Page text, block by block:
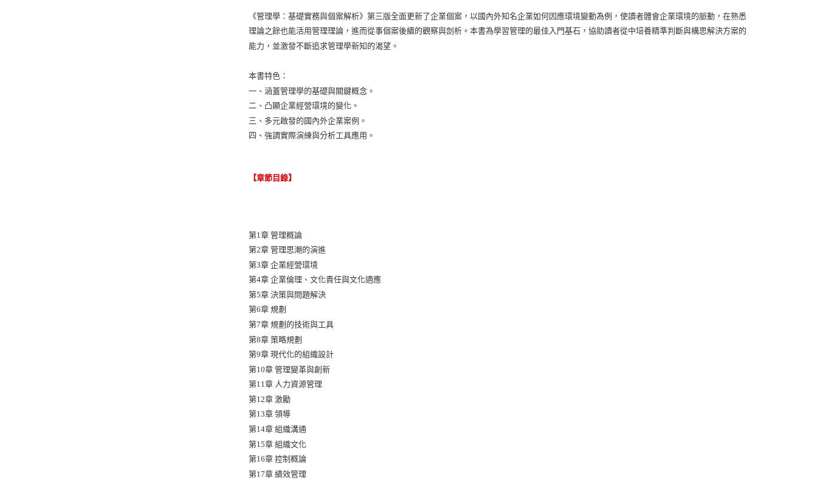
《管理學：基礎實務與個案解析》第三版全面更新了企業個案，以國內外知名企業如何因應環境變動為例，使讀者體會企業環境的脈動，在熟悉
理論之餘也能活用管理理論，進而從事個案後續的觀察與剖析。本書為學習管理的最佳入門基石，協助讀者從中培養精準判斷與構思解決方案的
能力，並激發不斷追求管理學新知的渴望。
本書特色：
一、涵蓋管理學的基礎與關鍵概念。
二、凸顯企業經營環境的變化。
三、多元啟發的國內外企業案例。
四、強調實際演練與分析工具應用。
【章節目錄】
第1章 管理概論
第2章 管理思潮的演進
第3章 企業經營環境
第4章 企業倫理、文化責任與文化適應
第5章 決策與問題解決
第6章 規劃
第7章 規劃的技術與工具
第8章 策略規劃
第9章 現代化的組織設計
第10章 管理變革與創新
第11章 人力資源管理
第12章 激勵
第13章 領導
第14章 組織溝通
第15章 組織文化
第16章 控制概論
第17章 績效管理